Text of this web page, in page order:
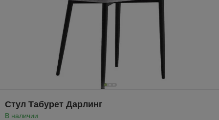
Стул Табурет Дарлинг
В наличии